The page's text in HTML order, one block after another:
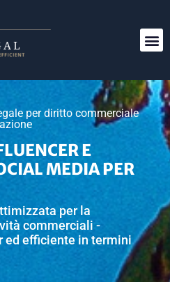
per diritto commerciale
E
MEDIA PER
per la
commerciali -
ed efficiente in termini